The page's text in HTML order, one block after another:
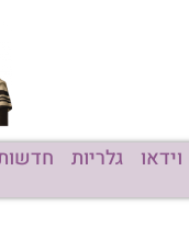
וידאו גלריות